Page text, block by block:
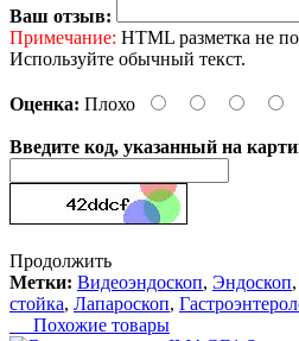
Ваш отзыв:
Примечание: HTML разметка не
Используйте обычный текст.
Оценка: Плохо
Введите код, указанный на
Продолжить
Метки: Видеоэндоскоп, Эндоскоп,
стойка, Лапароскоп,
Похожие товары